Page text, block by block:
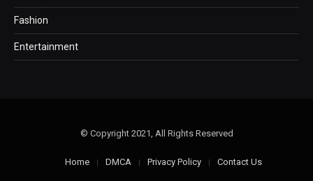
Fashion
Entertainment
© Copyright 2021, All Rights Reserved
Home DMCA Privacy Policy Contact Us